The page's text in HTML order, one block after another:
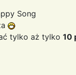
Song
tylko aż tylko 10